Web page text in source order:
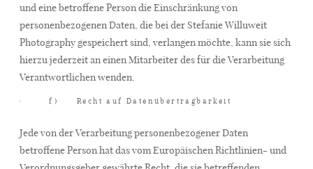
und eine betroffene Person die Einschränkung von
personenbezogenen Daten, die bei der Stefanie Willuweit
Photography gespeichert sind, verlangen möchte, kann sie sich
hierzu jederzeit an einen Mitarbeiter des für die Verarbeitung
Verantwortlichen wenden.
· f) Recht auf Datenübertragbarkeit
Jede von der Verarbeitung personenbezogener Daten
betroffene Person hat das vom Europäischen Richtlinien- und